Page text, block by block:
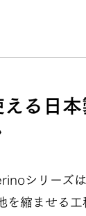
える日
シリーズは
を縮ませる